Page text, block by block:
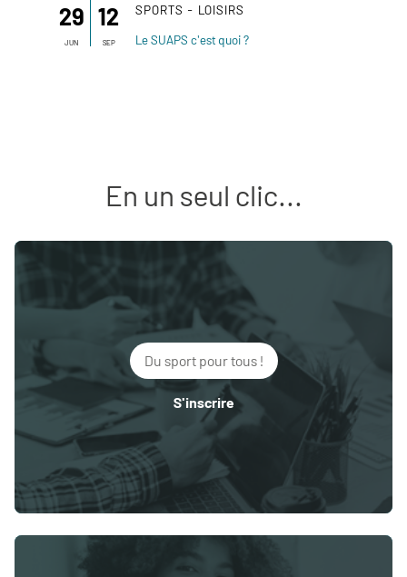
29
JUN
12
SEP
SPORTS - LOISIRS
Le SUAPS c'est quoi ?
En un seul clic...
Du sport pour tous !
S'inscrire